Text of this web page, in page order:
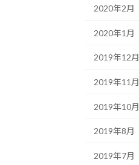
2020年2月
2020年1月
2019年12月
2019年11月
2019年10月
2019年8月
2019年7月